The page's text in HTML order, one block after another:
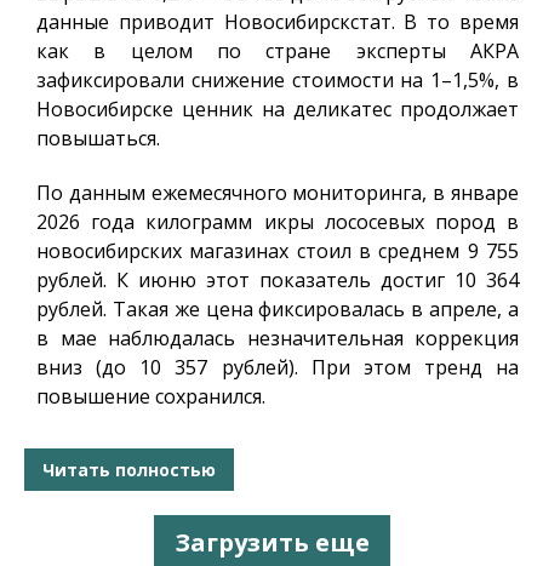
данные приводит Новосибирскстат. В то время
как в целом по стране эксперты АКРА
зафиксировали снижение стоимости на 1–1,5%, в
Новосибирске ценник на деликатес продолжает
повышаться.
По данным ежемесячного мониторинга, в январе
2026 года килограмм икры лососевых пород в
новосибирских магазинах стоил в среднем 9 755
рублей. К июню этот показатель достиг 10 364
рублей. Такая же цена фиксировалась в апреле, а
в мае наблюдалась незначительная коррекция
вниз (до 10 357 рублей). При этом тренд на
повышение сохранился.
Читать полностью
Загрузить еще